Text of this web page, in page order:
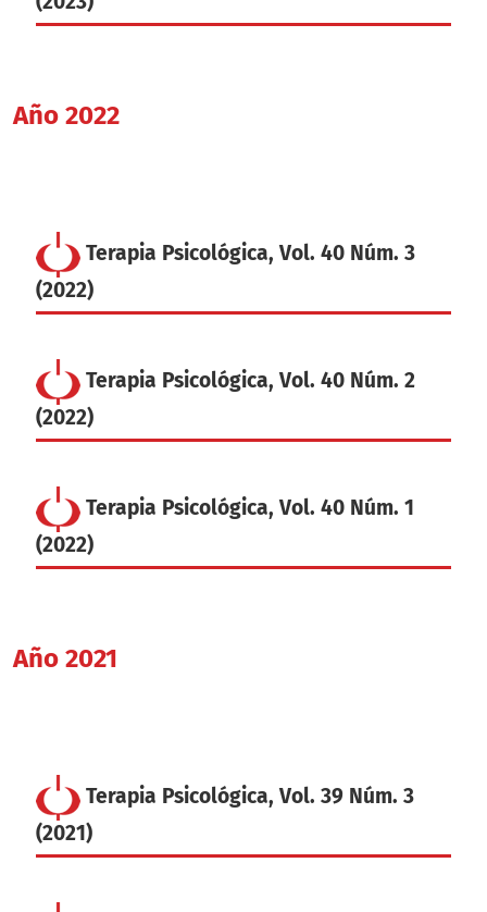
Año 2022
Terapia Psicológica, Vol. 40 Núm. 3
(2022)
Terapia Psicológica, Vol. 40 Núm. 2
(2022)
Terapia Psicológica, Vol. 40 Núm. 1
(2022)
Año 2021
Terapia Psicológica, Vol. 39 Núm. 3
(2021)